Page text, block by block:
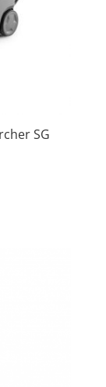
SG